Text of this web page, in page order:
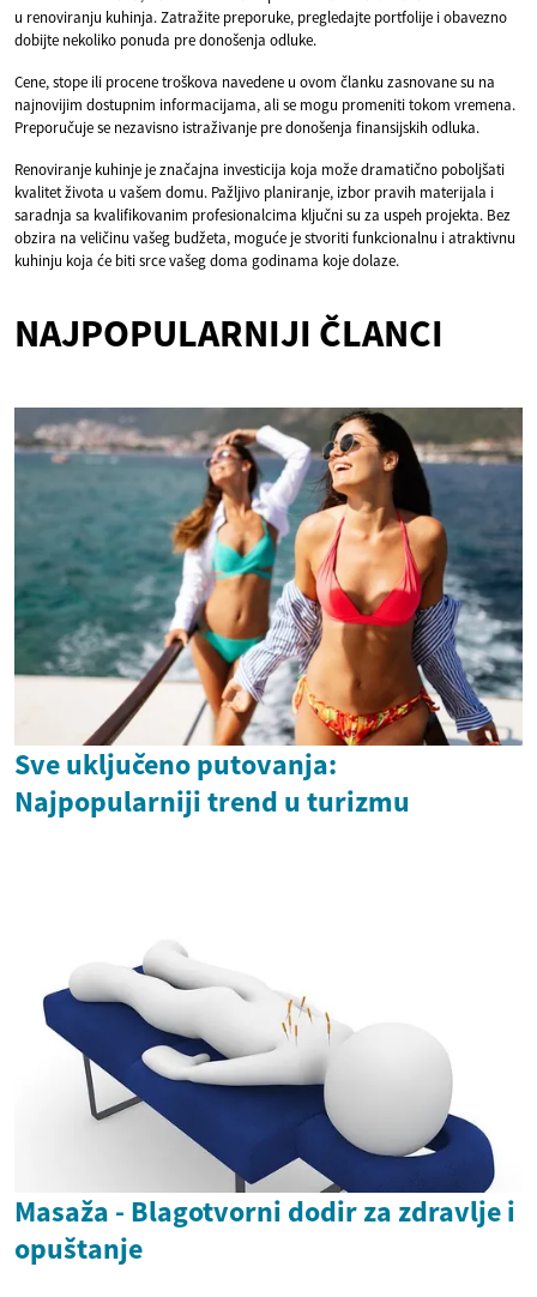
u renoviranju kuhinja. Zatražite preporuke, pregledajte portfolije i obavezno
dobijte nekoliko ponuda pre donošenja odluke.
Cene, stope ili procene troškova navedene u ovom članku zasnovane su na
najnovijim dostupnim informacijama, ali se mogu promeniti tokom vremena.
Preporučuje se nezavisno istraživanje pre donošenja finansijskih odluka.
Renoviranje kuhinje je značajna investicija koja može dramatično poboljšati
kvalitet života u vašem domu. Pažljivo planiranje, izbor pravih materijala i
saradnja sa kvalifikovanim profesionalcima ključni su za uspeh projekta. Bez
obzira na veličinu vašeg budžeta, moguće je stvoriti funkcionalnu i atraktivnu
kuhinju koja će biti srce vašeg doma godinama koje dolaze.
NAJPOPULARNIJI ČLANCI
Sve uključeno putovanja:
Najpopularniji trend u turizmu
Masaža - Blagotvorni dodir za zdravlje i
opuštanje